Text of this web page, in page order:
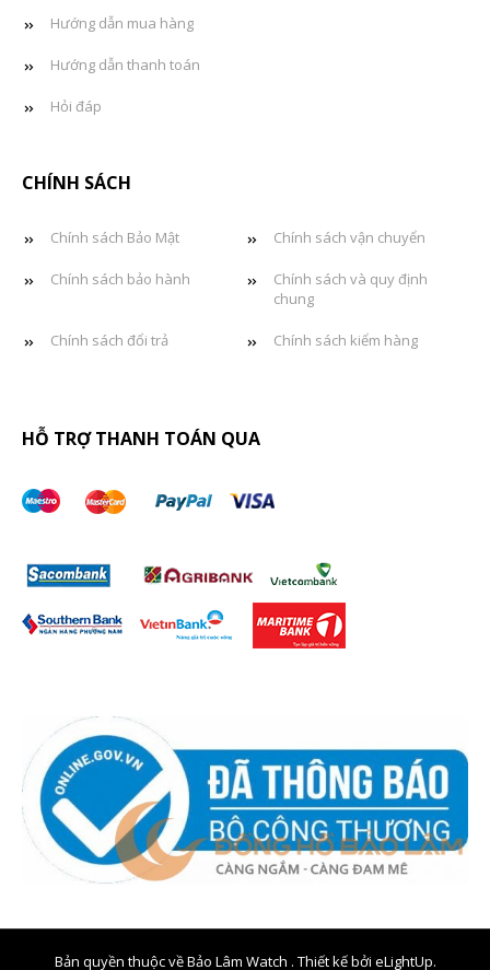
Hướng dẫn mua hàng
Hướng dẫn thanh toán
Hỏi đáp
CHÍNH SÁCH
Chính sách Bảo Mật Chính sách vận chuyển
Chính sách bảo hành
Chính sách và quy định
chung
Chính sách đổi trả Chính sách kiểm hàng
HỖ TRỢ THANH TOÁN QUA
Bản quyền thuộc về Bảo Lâm Watch . Thiết kế bởi eLightUp.